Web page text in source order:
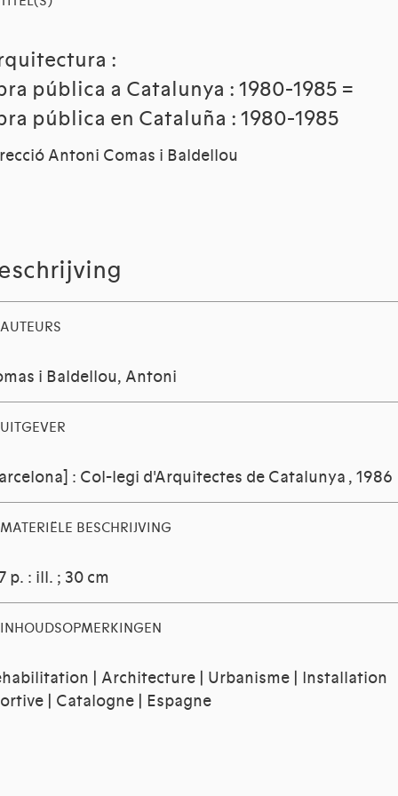
:
pública a Catalunya : 1980-1985 =
pública en Cataluña : 1980-1985
Antoni Comas i Baldellou
AUTEURS
i Baldellou, Antoni
UITGEVER
: Col-legi d'Arquitectes de Catalunya , 1986
MATERIËLE BESCHRIJVING
p. : ill. ; 30 cm
INHOUDSOPMERKINGEN
| Architecture | Urbanisme | Installation
| Catalogne | Espagne